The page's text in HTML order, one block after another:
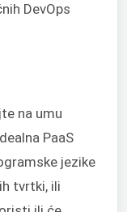
DevOps
na umu
PaaS
jezike
tvrtki, ili